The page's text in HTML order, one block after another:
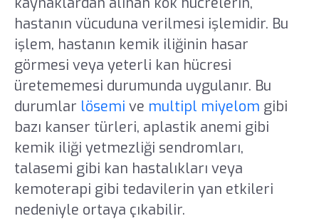
hastanın vücuduna verilmesi işlemidir. Bu
işlem, hastanın kemik iliğinin hasar
görmesi veya yeterli kan hücresi
üretememesi durumunda uygulanır. Bu
durumlar lösemi ve multipl miyelom gibi
bazı kanser türleri, aplastik anemi gibi
kemik iliği yetmezliği sendromları,
talasemi gibi kan hastalıkları veya
kemoterapi gibi tedavilerin yan etkileri
nedeniyle ortaya çıkabilir.